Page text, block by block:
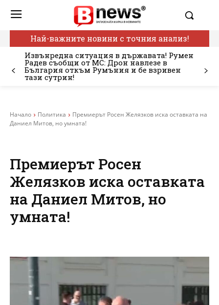
Най-важните новини с точния анализ!
Извънредна ситуация в държавата! Румен
Радев съобщи от МС: Дрон навлезе в
България откъм Румъния и бе взривен
тази сутрин!
Начало Политика
Премиерът Росен Желязков иска оставката на
Даниел Митов, но умната!
Премиерът Росен
Желязков иска оставката
на Даниел Митов, но
умната!